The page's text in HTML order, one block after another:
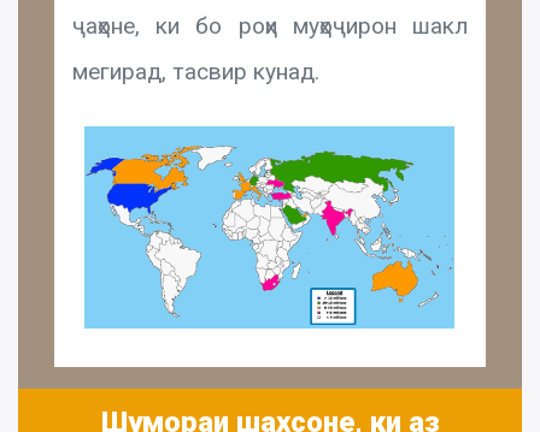
ҷаҳоне, ки бо роҳи муҳоҷирон шакл
мегирад, тасвир кунад.
Шумораи шахсоне, ки аз